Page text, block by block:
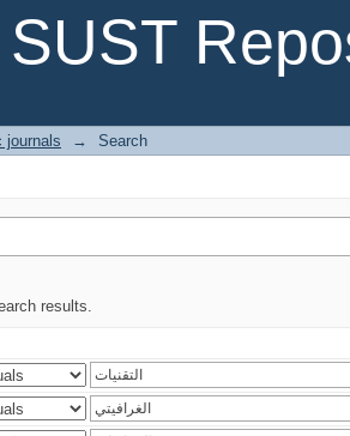
SUST
journals →
Search
results.